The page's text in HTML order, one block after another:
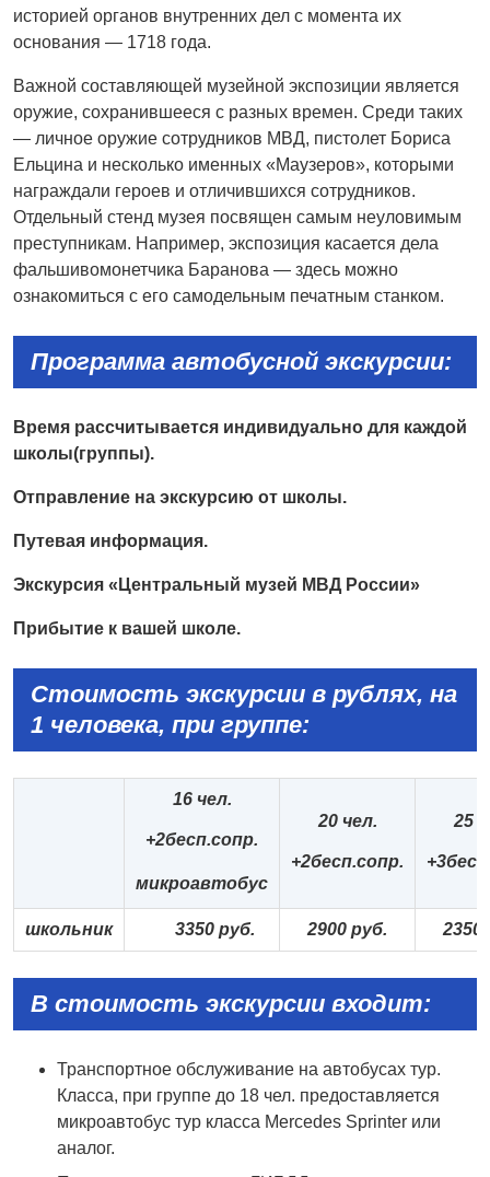
историей органов внутренних дел с момента их
основания — 1718 года.
Важной составляющей музейной экспозиции является
оружие, сохранившееся с разных времен. Среди таких
— личное оружие сотрудников МВД, пистолет Бориса
Ельцина и несколько именных «Маузеров», которыми
награждали героев и отличившихся сотрудников.
Отдельный стенд музея посвящен самым неуловимым
преступникам. Например, экспозиция касается дела
фальшивомонетчика Баранова — здесь можно
ознакомиться с его самодельным печатным станком.
Программа автобусной экскурсии:
Время рассчитывается индивидуально для каждой
школы(группы).
Отправление на экскурсию от школы.
Путевая информация.
Экскурсия «Центральный музей МВД России»
Прибытие к вашей школе.
Стоимость экскурсии в рублях, на
1 человека, при группе:
16 чел.
+2бесп.сопр.
микроавтобус
20 чел.
+2бесп.сопр.
25
школьник 3350 руб. 2900 руб. 2350
В стоимость экскурсии входит:
Транспортное обслуживание на автобусах тур.
Класса, при группе до 18 чел. предоставляется
микроавтобус тур класса Mercedes Sprinter или
аналог.